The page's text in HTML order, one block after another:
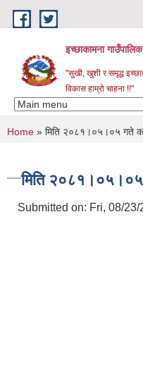
Skip to main content
इच्छाकामना
"सुखी, खुशी र समृद्ध
विकास हाम्रो चाहना !!"
You are here
Home » मिति २०८१।०५।०५ गते
मिति २०८१।०५।०५
Submitted on: Fri, 08/